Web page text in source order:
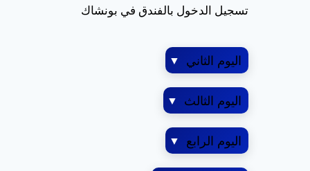
تسجيل الدخول بالفندق في بونشاك
اليوم الثاني ▼
اليوم الثالث ▼
اليوم الرابع ▼